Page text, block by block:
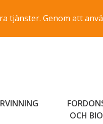
tjänster. Genom att
OCH